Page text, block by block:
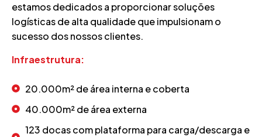
estamos dedicados a proporcionar soluções
logísticas de alta qualidade que impulsionam o
sucesso dos nossos clientes.
Infraestrutura:
20.000m² de área interna e coberta
40.000m² de área externa
123 docas com plataforma para carga/descarga e